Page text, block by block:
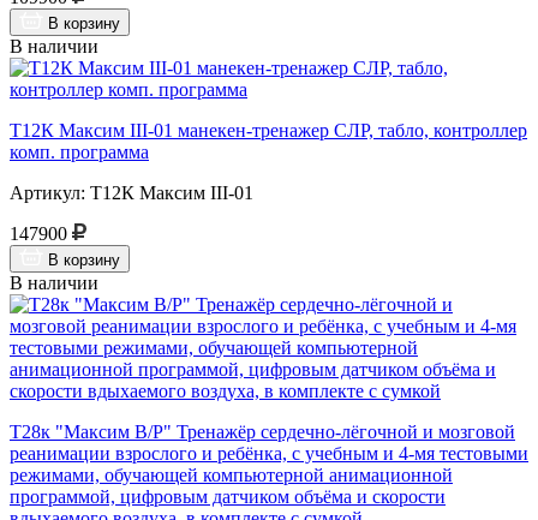
В корзину
В наличии
Т12К Максим III-01 манекен-тренажер СЛР, табло, контроллер
комп. программа
Артикул: Т12К Максим III-01
147900
В корзину
В наличии
Т28к "Максим В/Р" Тренажёр сердечно-лёгочной и мозговой
реанимации взрослого и ребёнка, с учебным и 4-мя тестовыми
режимами, обучающей компьютерной анимационной
программой, цифровым датчиком объёма и скорости